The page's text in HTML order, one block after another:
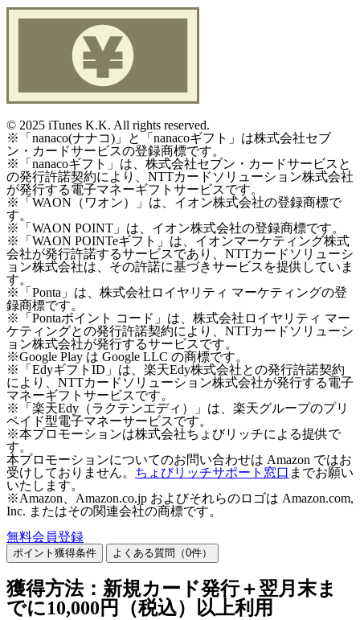
© 2025 iTunes K.K. All rights reserved.
※「nanaco(ナナコ)」と「nanacoギフト」は株式会社セブ
ン・カードサービスの登録商標です。
※「nanacoギフト」は、株式会社セブン・カードサービスと
の発行許諾契約により、NTTカードソリューション株式会社
が発行する電子マネーギフトサービスです。
※「WAON（ワオン）」は、イオン株式会社の登録商標で
す。
※「WAON POINT」は、イオン株式会社の登録商標です。
※「WAON POINTeギフト」は、イオンマーケティング株式
会社が発行許諾するサービスであり、NTTカードソリューシ
ョン株式会社は、その許諾に基づきサービスを提供していま
す。
※「Ponta」は、株式会社ロイヤリティ マーケティングの登
録商標です。
※「Pontaポイント コード」は、株式会社ロイヤリティ マー
ケティングとの発行許諾契約により、NTTカードソリューシ
ョン株式会社が発行するサービスです。
※Google Play は Google LLC の商標です。
※「EdyギフトID」は、楽天Edy株式会社との発行許諾契約
により、NTTカードソリューション株式会社が発行する電子
マネーギフトサービスです。
※「楽天Edy（ラクテンエディ）」は、楽天グループのプリ
ペイド型電子マネーサービスです。
※本プロモーションは株式会社ちょびリッチによる提供で
す。
本プロモーションについてのお問い合わせは Amazon ではお
受けしておりません。 ちょびリッチサポート窓口 までお願い
いたします。
※Amazon、Amazon.co.jp およびそれらのロゴは Amazon.com,
Inc. またはその関連会社の商標です。
無料会員登録
ポイント獲得条件 よくある質問（0件）
獲得方法：新規カード発行＋翌月末ま
でに10,000円（税込）以上利用